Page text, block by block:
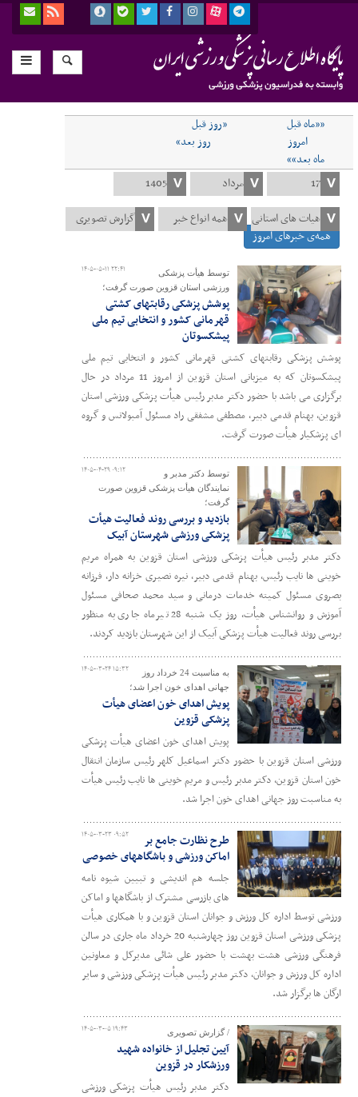
««ماه قبل
«روز قبل
امروز
روز بعد»
ماه بعد»»
همه‌ی خبرهای امروز
۱۴۰۵-۰۵-۱۱ ۲۲:۴۱
توسط هیأت پزشکی
ورزشی استان قزوین صورت گرفت؛
پوشش پزشکی رقابتهای کشتی
قهرمانی کشور و انتخابی تیم ملی
پیشکسوتان
پوشش پزشکی رقابتهای کشتی قهرمانی کشور و انتخابی تیم ملی
پیشکسوتان که به میزبانی استان قزوین از امروز 11 مرداد در حال
برگزاری می باشد با حضور دکتر مدبر رئیس هیأت پزشکی ورزشی استان
قزوین، بهنام قدمی دبیر، مصطفی مشفقی راد مسئول آمبولانس و گروه
ای پزشکیار هیأت صورت گرفت.
۱۴۰۵-۰۴-۲۹ ۰۹:۱۲
توسط دکتر مدبر و
نمایندگان هیأت پزشکی قزوین صورت
گرفت؛
بازدید و بررسی روند فعالیت هیأت
پزشکی ورزشی شهرستان آبیک
دکتر مدبر رئیس هیأت پزشکی ورزشی استان قزوین به همراه مریم
خوینی ها نایب رئیس، بهنام قدمی دبیر، نیره نصیری خزانه دار، فرزانه
بصروی مسئول کمیته خدمات درمانی و سید محمد صحافی مسئول
آموزش و روانشناس هیأت، روز یک شنبه 28 تیرماه جاری به منظور
بررسی روند فعالیت هیأت پزشکی آبیک از این شهرستان بازدید کردند.
۱۴۰۵-۰۳-۲۴ ۱۵:۳۲
به مناسبت 24 خرداد روز
جهانی اهدای خون اجرا شد؛
پویش اهدای خون اعضای هیأت
پزشکی قزوین
پویش اهدای خون اعضای هیأت پزشکی
ورزشی استان قزوین با حضور دکتر اسماعیل کلهر رئیس سازمان انتقال
خون استان قزوین، دکتر مدبر رئیس و مریم خوینی ها نایب رئیس هیأت
به مناسبت روز جهانی اهدای خون اجرا شد.
۱۴۰۵-۰۳-۲۳ ۰۹:۵۲
طرح نظارت جامع بر
اماکن ورزشی و باشگاههای خصوصی
جلسه هم اندیشی و تبیین شیوه نامه
های بازرسی مشترک از باشگاهها و اماکن
ورزشی توسط اداره کل ورزش و جوانان استان قزوین و با همکاری هیأت
پزشکی ورزشی استان قزوین روز چهارشنبه 20 خرداد ماه جاری در سالن
فرهنگی ورزشی هشت بهشت با حضور علی شائی مدیرکل و معاونین
اداره کل ورزش و جوانان، دکتر مدبر رئیس هیأت پزشکی ورزشی و سایر
ارگان ها برگزار شد.
۱۴۰۵-۰۳-۰۵ ۱۹:۴۳ / گزارش تصویری
آیین تجلیل از خانواده شهید
ورزشکار در قزوین
دکتر مدبر رئیس هیأت پزشکی ورزشی